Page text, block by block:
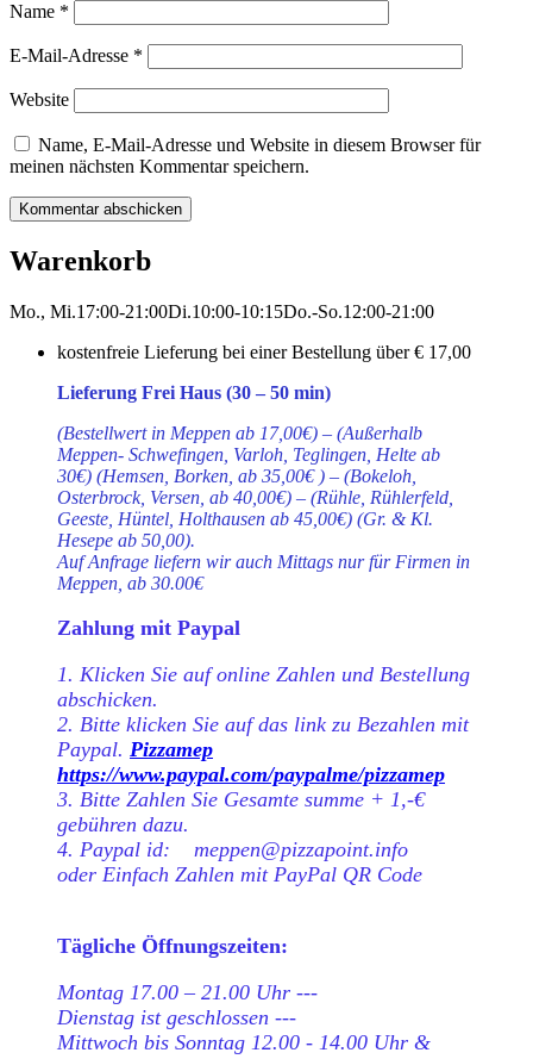
Name *
E-Mail-Adresse *
Website
Name, E-Mail-Adresse und Website in diesem Browser für
meinen nächsten Kommentar speichern.
Warenkorb
Mo., Mi.17:00-21:00Di.10:00-10:15Do.-So.12:00-21:00
kostenfreie Lieferung bei einer Bestellung über€ 17,00
Lieferung Frei Haus (30 – 50 min)
(Bestellwert in Meppen ab 17,00€) – (Außerhalb
Meppen- Schwefingen, Varloh, Teglingen, Helte ab
30€) (Hemsen, Borken, ab 35,00€ ) – (Bokeloh,
Osterbrock, Versen, ab 40,00€) – (Rühle, Rühlerfeld,
Geeste, Hüntel, Holthausen ab 45,00€) (Gr. & Kl.
Hesepe ab 50,00).
Auf Anfrage liefern wir auch Mittags nur für Firmen in
Meppen, ab 30.00€
Zahlung mit Paypal
1. Klicken Sie auf online Zahlen und Bestellung
abschicken.
2. Bitte klicken Sie auf das link zu Bezahlen mit
Paypal. Pizzamep
https://www.paypal.com/paypalme/pizzamep
3. Bitte Zahlen Sie Gesamte summe + 1,-€
gebühren dazu.
4. Paypal id: meppen@pizzapoint.info
oder Einfach Zahlen mit PayPal QR Code
Tägliche Öffnungszeiten:
Montag 17.00 – 21.00 Uhr ---
Dienstag ist geschlossen ---
Mittwoch bis Sonntag 12.00 - 14.00 Uhr &